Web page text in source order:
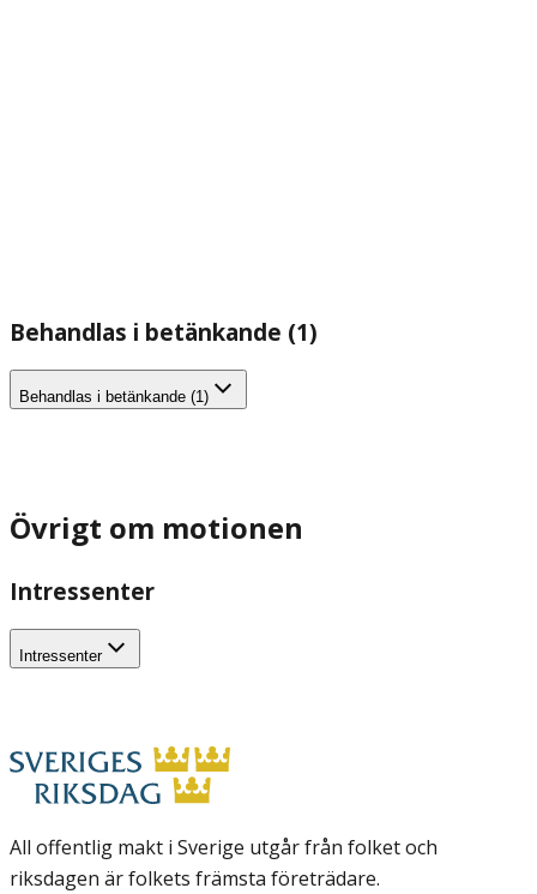
Behandlas i betänkande (1)
Behandlas i betänkande (1)
Övrigt om motionen
Intressenter
Intressenter
All offentlig makt i Sverige utgår från folket och
riksdagen är folkets främsta företrädare.